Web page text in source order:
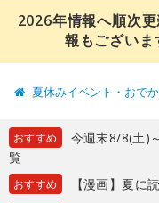
2026年情報へ順次
報もございま
夏休みイベント・おで
おすすめ
今週末8/8(土)
覧
おすすめ 【漫画】夏に